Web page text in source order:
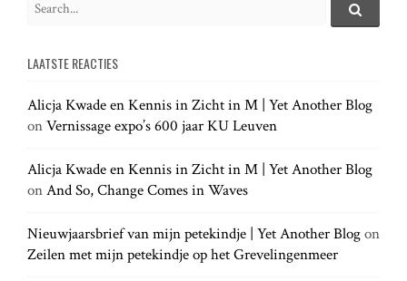
r
h
f
r
:
S
h
LAATSTE REACTIES
Alicja Kwade en Kennis in Zicht in M | Yet Another Blog
onVernissage expo’s 600 jaar KU Leuven
Alicja Kwade en Kennis in Zicht in M | Yet Another Blog
onAnd So, Change Comes in Waves
Nieuwjaarsbrief van mijn petekindje | Yet Another Blogon
Zeilen met mijn petekindje op het Grevelingenmeer